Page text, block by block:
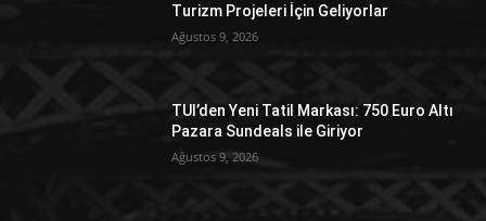
Turizm Projeleri İçin Geliyorlar
Ağustos 9, 2026
TUI’den Yeni Tatil Markası: 750 Euro Altı
Pazara Sundeals ile Giriyor
Ağustos 9, 2026